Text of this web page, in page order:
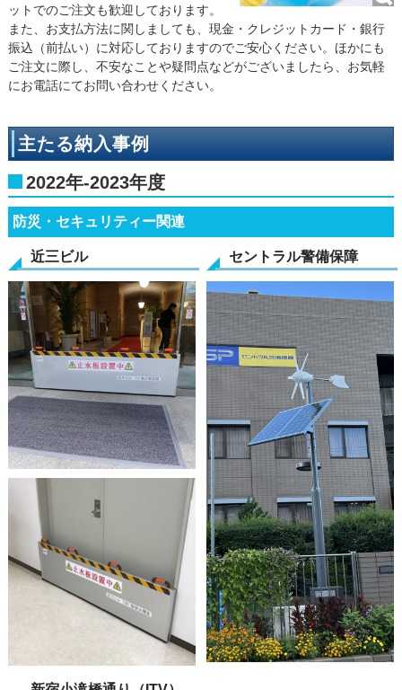
ットでのご注文も歓迎しております。
また、お支払方法に関しましても、現金・クレジットカード・銀行
振込（前払い）に対応しておりますのでご安心ください。ほかにも
ご注文に際し、不安なことや疑問点などがございましたら、お気軽
にお電話にてお問い合わせください。
主たる納入事例
2022年-2023年度
防災・セキュリティー関連
近三ビル セントラル警備保障